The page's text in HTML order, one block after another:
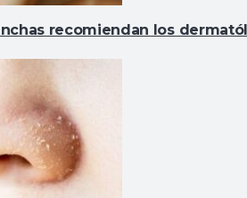
recomiendan los